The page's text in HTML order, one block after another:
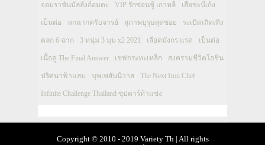
จอมราชันบัลลังก์อมตะ VIP รักซ่อนชู้ เกาหลี เสือชะนีเก้ง
เป็นต่อ หกฉากครับจารย์ สุภาพบุรุษสุดซอย ระเบิดเถิดเทิง
ตลก 6 ฉาก 3 หนุ่ม 3 มุม x2 2021 เลือดมังกร แรด เป็นต่อ
เนื้อคู่ The Final Answer เชฟกระทะเหล็ก สงครามชีวิตโอชิน
ปริศนาฟ้าแลบ บุพเพสันนิวาส The Next Iron Chef
Infinite Challenge Thailand ซุปตาร์ท้าแข่ง
Copyright © 2010 - 2019 Variety Th | All rights